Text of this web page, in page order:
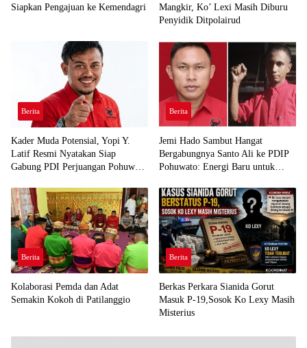
Siapkan Pengajuan ke Kemendagri
Mangkir, Ko’ Lexi Masih Diburu
Penyidik Ditpolairud
Berita
Kader Muda Potensial, Yopi Y.
Latif Resmi Nyatakan Siap
Gabung PDI Perjuangan Pohuwato
Berita
Jemi Hado Sambut Hangat
Bergabungnya Santo Ali ke PDIP
Pohuwato: Energi Baru untuk
Berita
Kolaborasi Pemda dan Adat
Semakin Kokoh di Patilanggio
Berita
Berkas Perkara Sianida Gorut
Masuk P-19,Sosok Ko Lexy Masih
Misterius